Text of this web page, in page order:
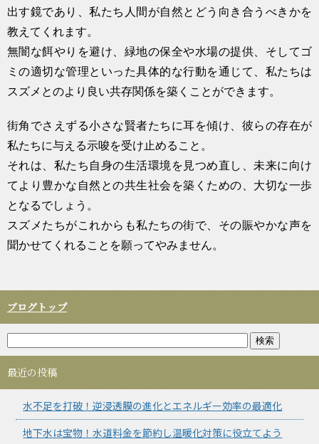
出す鏡であり、私たち人間が自然とどう向き合うべきかを
教えてくれます。
無闇な餌やりを避け、緑地の保全や水場の提供、そしてゴ
ミの適切な管理といった具体的な行動を通じて、私たちは
スズメとのより良い共存関係を築くことができます。
街角でさえずる小さな賢者たちに耳を傾け、彼らの存在が
私たちに与える示唆を受け止めること。
それは、私たち自身の生活環境を見つめ直し、未来に向け
てより豊かな自然との共生社会を築くための、大切な一歩
となるでしょう。
スズメたちがこれからも私たちの街で、その賑やかな声を
聞かせてくれることを願ってやみません。
ブログトップ
最近の投稿
水不足を打破！逆浸透膜の進化とエネルギー効率の最適化
地下水は宝物！水道料金を節約し温暖化対策に役立てよう